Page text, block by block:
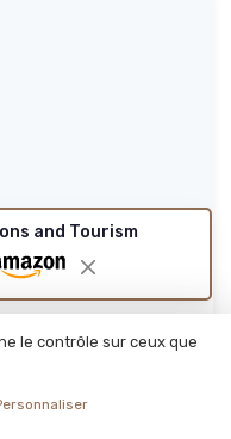
aller plus loin que le
and Tourism
le contrôle sur ceux que